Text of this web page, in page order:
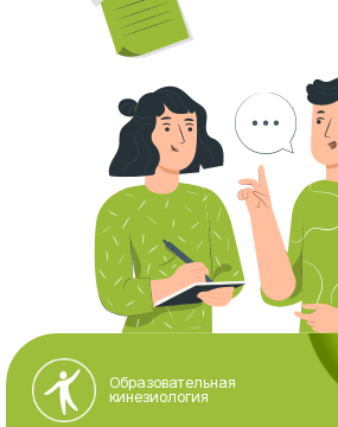
MOO сертифицированных
кинезиологов «Ассоциация
кинезиологии»
ИНН 7703480473
ОГРН 1137799013494
Зарегистрировано 12.07.2013 по юридическому
адресу 124482, город Москва, г. Зеленоград,
Савёлкинский проезд, д. 4, этаж/помещ/ком